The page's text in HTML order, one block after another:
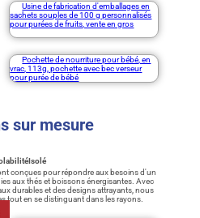
Usine de fabrication d'emballages en
sachets souples de 100 g personnalisés
pour purées de fruits, vente en gros
Pochette de nourriture pour bébé, en
vrac, 113g, pochette avec bec verseur
pour purée de bébé
sur mesure
Isolé
conçues pour répondre aux besoins d'un
aux thés et boissons énergisantes. Avec
durables et des designs attrayants, nous
tout en se distinguant dans les rayons.